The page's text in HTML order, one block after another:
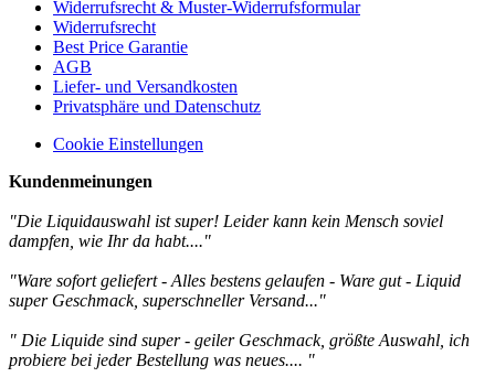
Widerrufsrecht & Muster-Widerrufsformular
Widerrufsrecht
Best Price Garantie
AGB
Liefer- und Versandkosten
Privatsphäre und Datenschutz
Cookie Einstellungen
Kundenmeinungen
"Die Liquidauswahl ist super! Leider kann kein Mensch soviel
dampfen, wie Ihr da habt...."
"Ware sofort geliefert - Alles bestens gelaufen - Ware gut - Liquid
super Geschmack, superschneller Versand..."
" Die Liquide sind super - geiler Geschmack, größte Auswahl, ich
probiere bei jeder Bestellung was neues.... "